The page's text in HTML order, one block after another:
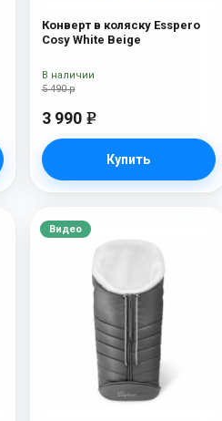
Конверт в коляску Esspero
Cosy White Beige
5 490 р
3 990 e
Купить
В наличии
Видео